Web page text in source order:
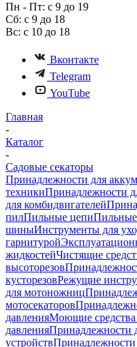
Пн - Пт: с 9 до 19
Сб: с 9 до 18
Вс: с 10 до 18
Вконтакте
Telegram
YouTube
Главная
-
Каталог
-
Садовые секаторы
Принадлежности для
техникиПринадлежности
для комбидвигателей
пилПильные цепиПильные
шиныИнструменты для
гарнитурой
жидкостейЧистящие
высоторезов
кусторезовРежущие
для мотоножниц
мотосекаторов
давленияМоющие средства
давленияПринадлежности
устройств